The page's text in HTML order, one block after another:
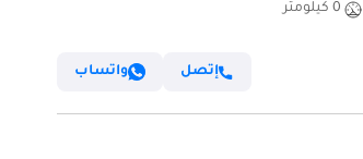
0 كيلومتر
إتصل واتساب